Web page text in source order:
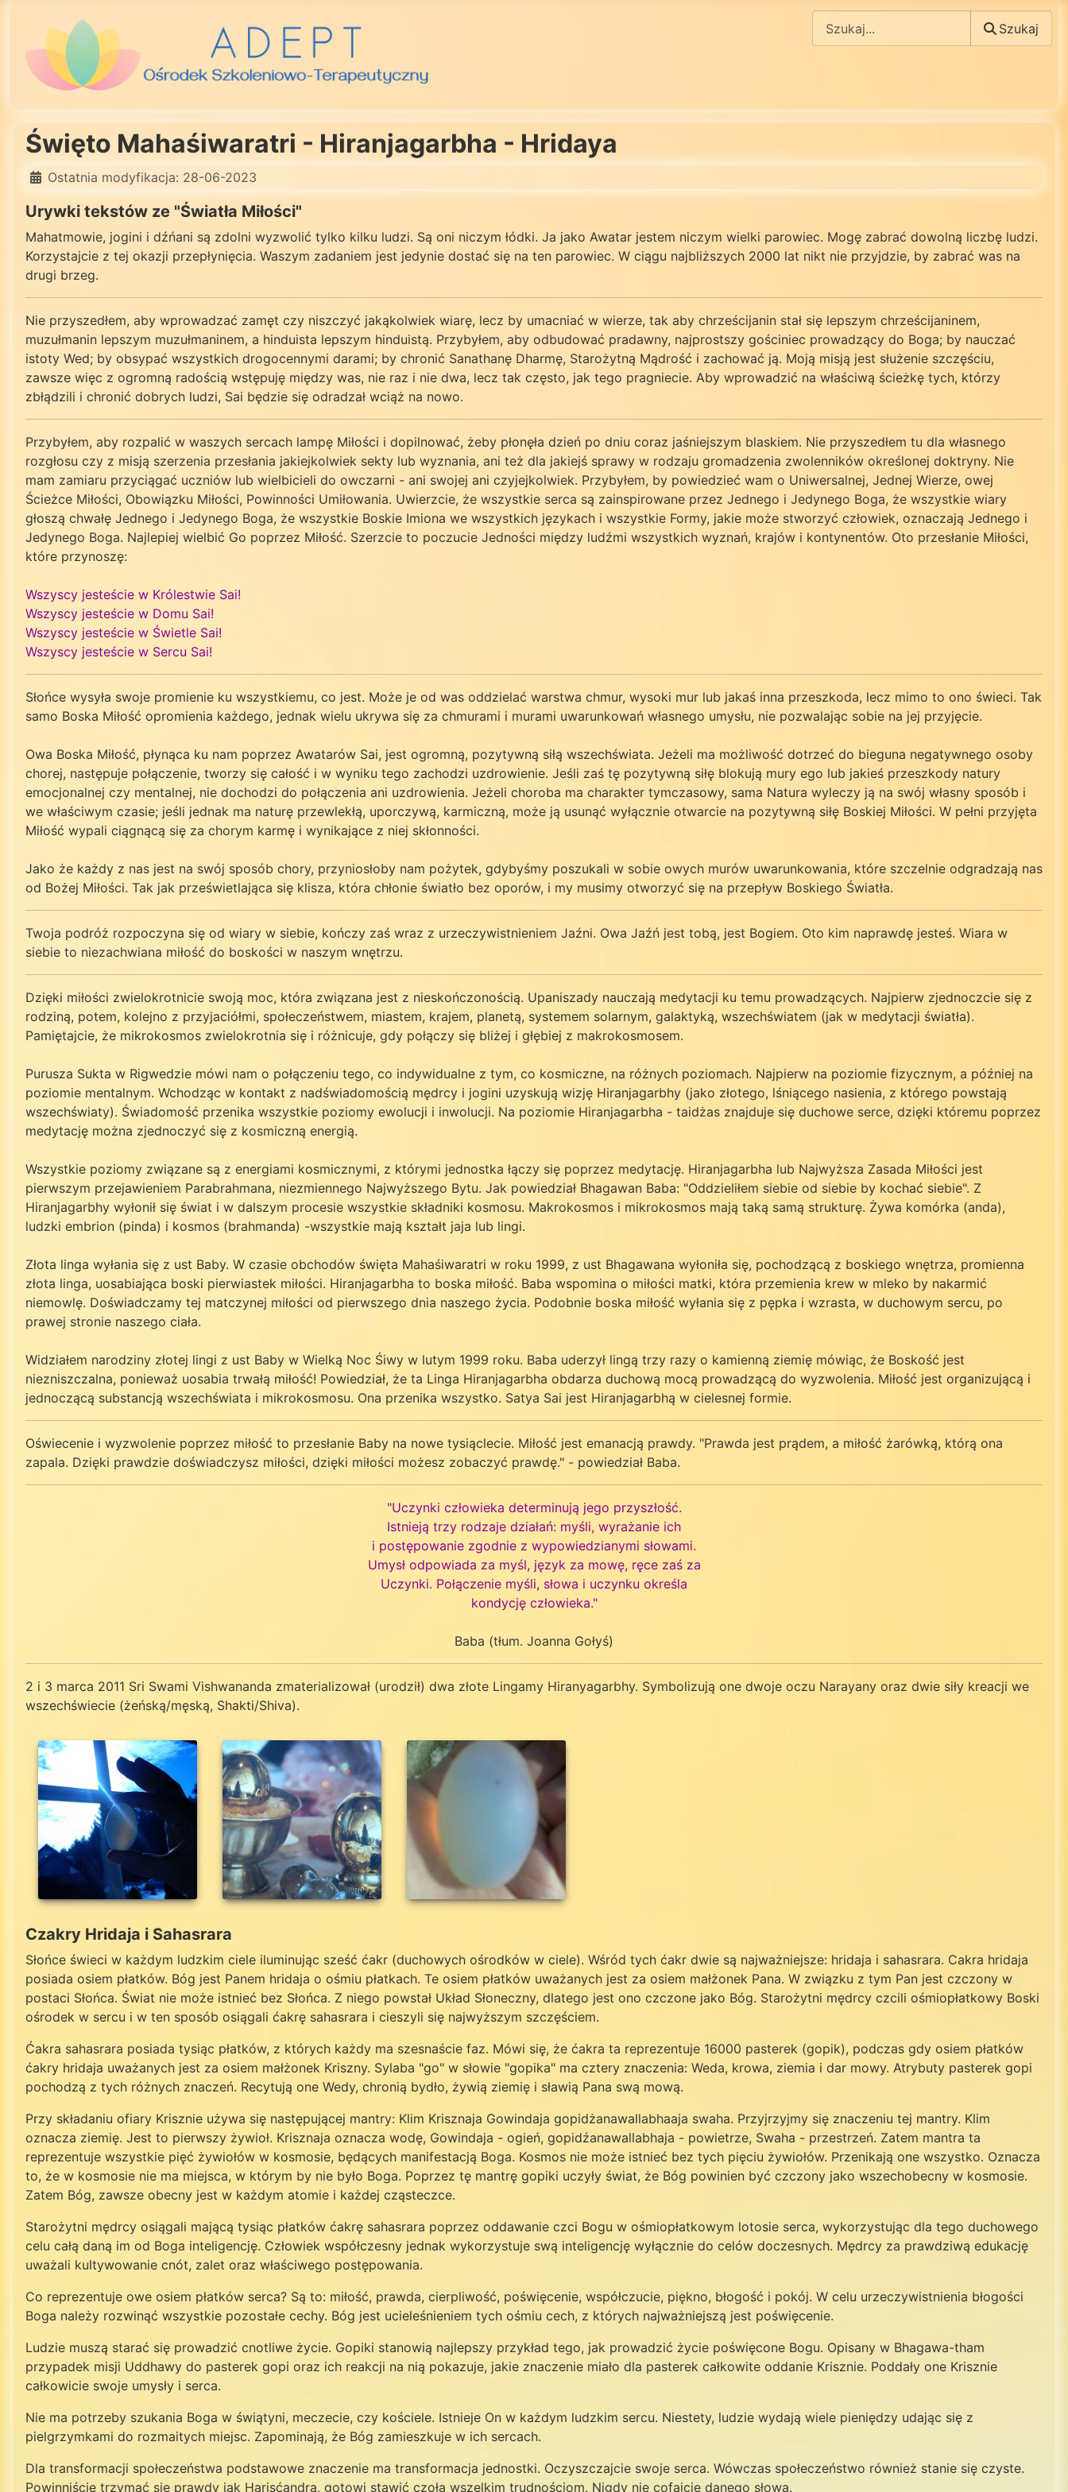
Szukaj
Święto Mahaśiwaratri - Hiranjagarbha - Hridaya
Ostatnia modyfikacja: 28-06-2023
Urywki tekstów ze "Światła Miłości"
Mahatmowie, jogini i dźńani są zdolni wyzwolić tylko kilku ludzi. Są oni niczym łódki. Ja jako Awatar jestem niczym wielki parowiec. Mogę zabrać dowolną liczbę ludzi.
Korzystajcie z tej okazji przepłynięcia. Waszym zadaniem jest jedynie dostać się na ten parowiec. W ciągu najbliższych 2000 lat nikt nie przyjdzie, by zabrać was na
drugi brzeg.
Nie przyszedłem, aby wprowadzać zamęt czy niszczyć jakąkolwiek wiarę, lecz by umacniać w wierze, tak aby chrześcijanin stał się lepszym chrześcijaninem,
muzułmanin lepszym muzułmaninem, a hinduista lepszym hinduistą. Przybyłem, aby odbudować pradawny, najprostszy gościniec prowadzący do Boga; by nauczać
istoty Wed; by obsypać wszystkich drogocennymi darami; by chronić Sanathanę Dharmę, Starożytną Mądrość i zachować ją. Moją misją jest służenie szczęściu,
zawsze więc z ogromną radością wstępuję między was, nie raz i nie dwa, lecz tak często, jak tego pragniecie. Aby wprowadzić na właściwą ścieżkę tych, którzy
zbłądzili i chronić dobrych ludzi, Sai będzie się odradzał wciąż na nowo.
Przybyłem, aby rozpalić w waszych sercach lampę Miłości i dopilnować, żeby płonęła dzień po dniu coraz jaśniejszym blaskiem. Nie przyszedłem tu dla własnego
rozgłosu czy z misją szerzenia przesłania jakiejkolwiek sekty lub wyznania, ani też dla jakiejś sprawy w rodzaju gromadzenia zwolenników określonej doktryny. Nie
mam zamiaru przyciągać uczniów lub wielbicieli do owczarni - ani swojej ani czyjejkolwiek. Przybyłem, by powiedzieć wam o Uniwersalnej, Jednej Wierze, owej
Ścieżce Miłości, Obowiązku Miłości, Powinności Umiłowania. Uwierzcie, że wszystkie serca są zainspirowane przez Jednego i Jedynego Boga, że wszystkie wiary
głoszą chwałę Jednego i Jedynego Boga, że wszystkie Boskie Imiona we wszystkich językach i wszystkie Formy, jakie może stworzyć człowiek, oznaczają Jednego i
Jedynego Boga. Najlepiej wielbić Go poprzez Miłość. Szerzcie to poczucie Jedności między ludźmi wszystkich wyznań, krajów i kontynentów. Oto przesłanie Miłości,
które przynoszę:
Wszyscy jesteście w Królestwie Sai!
Wszyscy jesteście w Domu Sai!
Wszyscy jesteście w Świetle Sai!
Wszyscy jesteście w Sercu Sai!
Słońce wysyła swoje promienie ku wszystkiemu, co jest. Może je od was oddzielać warstwa chmur, wysoki mur lub jakaś inna przeszkoda, lecz mimo to ono świeci. Tak
samo Boska Miłość opromienia każdego, jednak wielu ukrywa się za chmurami i murami uwarunkowań własnego umysłu, nie pozwalając sobie na jej przyjęcie.
Owa Boska Miłość, płynąca ku nam poprzez Awatarów Sai, jest ogromną, pozytywną siłą wszechświata. Jeżeli ma możliwość dotrzeć do bieguna negatywnego osoby
chorej, następuje połączenie, tworzy się całość i w wyniku tego zachodzi uzdrowienie. Jeśli zaś tę pozytywną siłę blokują mury ego lub jakieś przeszkody natury
emocjonalnej czy mentalnej, nie dochodzi do połączenia ani uzdrowienia. Jeżeli choroba ma charakter tymczasowy, sama Natura wyleczy ją na swój własny sposób i
we właściwym czasie; jeśli jednak ma naturę przewlekłą, uporczywą, karmiczną, może ją usunąć wyłącznie otwarcie na pozytywną siłę Boskiej Miłości. W pełni przyjęta
Miłość wypali ciągnącą się za chorym karmę i wynikające z niej skłonności.
Jako że każdy z nas jest na swój sposób chory, przyniosłoby nam pożytek, gdybyśmy poszukali w sobie owych murów uwarunkowania, które szczelnie odgradzają nas
od Bożej Miłości. Tak jak prześwietlająca się klisza, która chłonie światło bez oporów, i my musimy otworzyć się na przepływ Boskiego Światła.
Twoja podróż rozpoczyna się od wiary w siebie, kończy zaś wraz z urzeczywistnieniem Jaźni. Owa Jaźń jest tobą, jest Bogiem. Oto kim naprawdę jesteś. Wiara w
siebie to niezachwiana miłość do boskości w naszym wnętrzu.
Dzięki miłości zwielokrotnicie swoją moc, która związana jest z nieskończonością. Upaniszady nauczają medytacji ku temu prowadzących. Najpierw zjednoczcie się z
rodziną, potem, kolejno z przyjaciółmi, społeczeństwem, miastem, krajem, planetą, systemem solarnym, galaktyką, wszechświatem (jak w medytacji światła).
Pamiętajcie, że mikrokosmos zwielokrotnia się i różnicuje, gdy połączy się bliżej i głębiej z makrokosmosem.
Purusza Sukta w Rigwedzie mówi nam o połączeniu tego, co indywidualne z tym, co kosmiczne, na różnych poziomach. Najpierw na poziomie fizycznym, a później na
poziomie mentalnym. Wchodząc w kontakt z nadświadomością mędrcy i jogini uzyskują wizję Hiranjagarbhy (jako złotego, lśniącego nasienia, z którego powstają
wszechświaty). Świadomość przenika wszystkie poziomy ewolucji i inwolucji. Na poziomie Hiranjagarbha - taidżas znajduje się duchowe serce, dzięki któremu poprzez
medytację można zjednoczyć się z kosmiczną energią.
Wszystkie poziomy związane są z energiami kosmicznymi, z którymi jednostka łączy się poprzez medytację. Hiranjagarbha lub Najwyższa Zasada Miłości jest
pierwszym przejawieniem Parabrahmana, niezmiennego Najwyższego Bytu. Jak powiedział Bhagawan Baba: "Oddzieliłem siebie od siebie by kochać siebie". Z
Hiranjagarbhy wyłonił się świat i w dalszym procesie wszystkie składniki kosmosu. Makrokosmos i mikrokosmos mają taką samą strukturę. Żywa komórka (anda),
ludzki embrion (pinda) i kosmos (brahmanda) -wszystkie mają kształt jaja lub lingi.
Złota linga wyłania się z ust Baby. W czasie obchodów święta Mahaśiwaratri w roku 1999, z ust Bhagawana wyłoniła się, pochodzącą z boskiego wnętrza, promienna
złota linga, uosabiająca boski pierwiastek miłości. Hiranjagarbha to boska miłość. Baba wspomina o miłości matki, która przemienia krew w mleko by nakarmić
niemowlę. Doświadczamy tej matczynej miłości od pierwszego dnia naszego życia. Podobnie boska miłość wyłania się z pępka i wzrasta, w duchowym sercu, po
prawej stronie naszego ciała.
Widziałem narodziny złotej lingi z ust Baby w Wielką Noc Śiwy w lutym 1999 roku. Baba uderzył lingą trzy razy o kamienną ziemię mówiąc, że Boskość jest
niezniszczalna, ponieważ uosabia trwałą miłość! Powiedział, że ta Linga Hiranjagarbha obdarza duchową mocą prowadzącą do wyzwolenia. Miłość jest organizującą i
jednoczącą substancją wszechświata i mikrokosmosu. Ona przenika wszystko. Satya Sai jest Hiranjagarbhą w cielesnej formie.
Oświecenie i wyzwolenie poprzez miłość to przesłanie Baby na nowe tysiąclecie. Miłość jest emanacją prawdy. "Prawda jest prądem, a miłość żarówką, którą ona
zapala. Dzięki prawdzie doświadczysz miłości, dzięki miłości możesz zobaczyć prawdę." - powiedział Baba.
"Uczynki człowieka determinują jego przyszłość.
Istnieją trzy rodzaje działań: myśli, wyrażanie ich
i postępowanie zgodnie z wypowiedzianymi słowami.
Umysł odpowiada za myśl, język za mowę, ręce zaś za
Uczynki. Połączenie myśli, słowa i uczynku określa
kondycję człowieka."
Baba (tłum. Joanna Gołyś)
2 i 3 marca 2011 Sri Swami Vishwananda zmaterializował (urodził) dwa złote Lingamy Hiranyagarbhy. Symbolizują one dwoje oczu Narayany oraz dwie siły kreacji we
wszechświecie (żeńską/męską, Shakti/Shiva).
Czakry Hridaja i Sahasrara
Słońce świeci w każdym ludzkim ciele iluminując sześć ćakr (duchowych ośrodków w ciele). Wśród tych ćakr dwie są najważniejsze: hridaja i sahasrara. Cakra hridaja
posiada osiem płatków. Bóg jest Panem hridaja o ośmiu płatkach. Te osiem płatków uważanych jest za osiem małżonek Pana. W związku z tym Pan jest czczony w
postaci Słońca. Świat nie może istnieć bez Słońca. Z niego powstał Układ Słoneczny, dlatego jest ono czczone jako Bóg. Starożytni mędrcy czcili ośmiopłatkowy Boski
ośrodek w sercu i w ten sposób osiągali ćakrę sahasrara i cieszyli się najwyższym szczęściem.
Ćakra sahasrara posiada tysiąc płatków, z których każdy ma szesnaście faz. Mówi się, że ćakra ta reprezentuje 16000 pasterek (gopik), podczas gdy osiem płatków
ćakry hridaja uważanych jest za osiem małżonek Kriszny. Sylaba "go" w słowie "gopika" ma cztery znaczenia: Weda, krowa, ziemia i dar mowy. Atrybuty pasterek gopi
pochodzą z tych różnych znaczeń. Recytują one Wedy, chronią bydło, żywią ziemię i sławią Pana swą mową.
Przy składaniu ofiary Krisznie używa się następującej mantry: Klim Krisznaja Gowindaja gopidżanawallabhaaja swaha. Przyjrzyjmy się znaczeniu tej mantry. Klim
oznacza ziemię. Jest to pierwszy żywioł. Krisznaja oznacza wodę, Gowindaja - ogień, gopidźanawallabhaja - powietrze, Swaha - przestrzeń. Zatem mantra ta
reprezentuje wszystkie pięć żywiołów w kosmosie, będących manifestacją Boga. Kosmos nie może istnieć bez tych pięciu żywiołów. Przenikają one wszystko. Oznacza
to, że w kosmosie nie ma miejsca, w którym by nie było Boga. Poprzez tę mantrę gopiki uczyły świat, że Bóg powinien być czczony jako wszechobecny w kosmosie.
Zatem Bóg, zawsze obecny jest w każdym atomie i każdej cząsteczce.
Starożytni mędrcy osiągali mającą tysiąc płatków ćakrę sahasrara poprzez oddawanie czci Bogu w ośmiopłatkowym lotosie serca, wykorzystując dla tego duchowego
celu całą daną im od Boga inteligencję. Człowiek współczesny jednak wykorzystuje swą inteligencję wyłącznie do celów doczesnych. Mędrcy za prawdziwą edukację
uważali kultywowanie cnót, zalet oraz właściwego postępowania.
Co reprezentuje owe osiem płatków serca? Są to: miłość, prawda, cierpliwość, poświęcenie, współczucie, piękno, błogość i pokój. W celu urzeczywistnienia błogości
Boga należy rozwinąć wszystkie pozostałe cechy. Bóg jest ucieleśnieniem tych ośmiu cech, z których najważniejszą jest poświęcenie.
Ludzie muszą starać się prowadzić cnotliwe życie. Gopiki stanowią najlepszy przykład tego, jak prowadzić życie poświęcone Bogu. Opisany w Bhagawa-tham
przypadek misji Uddhawy do pasterek gopi oraz ich reakcji na nią pokazuje, jakie znaczenie miało dla pasterek całkowite oddanie Krisznie. Poddały one Krisznie
całkowicie swoje umysły i serca.
Nie ma potrzeby szukania Boga w świątyni, meczecie, czy kościele. Istnieje On w każdym ludzkim sercu. Niestety, ludzie wydają wiele pieniędzy udając się z
pielgrzymkami do rozmaitych miejsc. Zapominają, że Bóg zamieszkuje w ich sercach.
Dla transformacji społeczeństwa podstawowe znaczenie ma transformacja jednostki. Oczyszczajcie swoje serca. Wówczas społeczeństwo również stanie się czyste.
Powinniście trzymać się prawdy jak Harisćandra, gotowi stawić czoła wszelkim trudnościom. Nigdy nie cofajcie danego słowa.